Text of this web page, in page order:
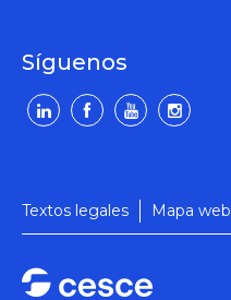
Síguenos
Textos legales Mapa web